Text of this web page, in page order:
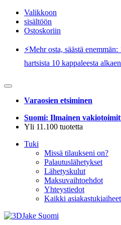
Valikkoon
sisältöön
Ostoskoriin
⚡️Mehr osta, säästä
hartsista 10 kappaleesta
Varaosien etsiminen
Suomi: Ilmainen
Yli 11.100 tuotetta
Tuki
Missä tilaukseni on?
Palautuslähetykset
Lähetyskulut
Maksuvaihtoehdot
Yhteystiedot
Kaikki asiakastukiaiheet